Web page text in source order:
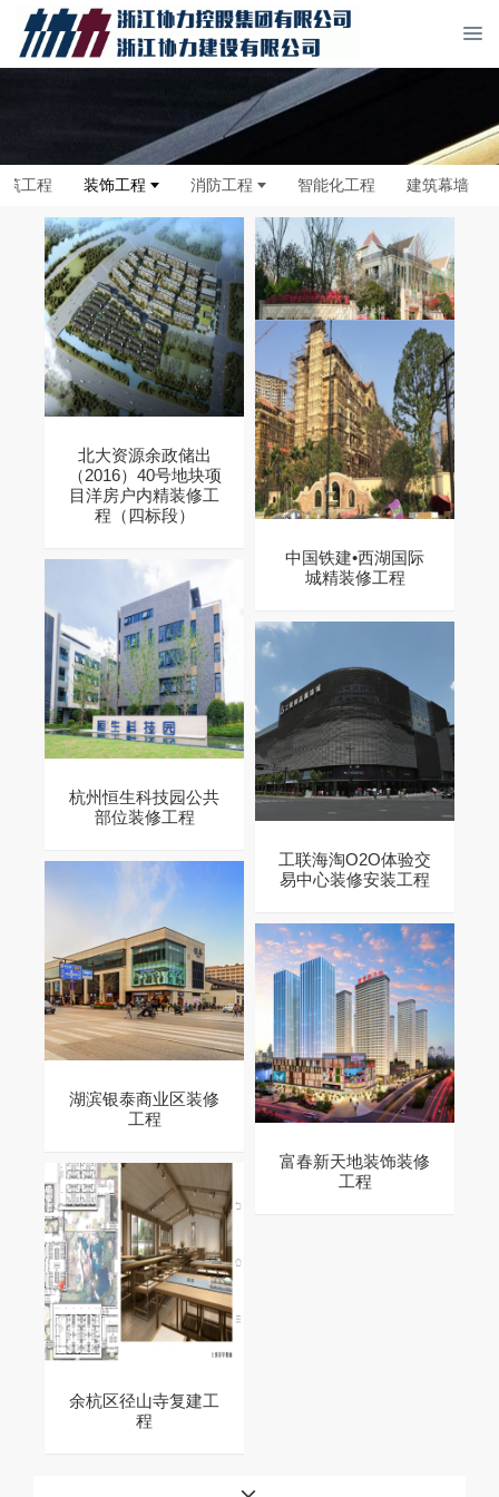
筑工程 装饰工程 消防工程 智能化工程 建筑幕墙
北大资源余政储出
（2016）40号地块项
目洋房户内精装修工
程（四标段）
中铁•江南国际城精
装修工程
中国铁建•西湖国际
城精装修工程
杭州恒生科技园公共
部位装修工程
工联海淘O2O体验交
易中心装修安装工程
湖滨银泰商业区装修
工程
富春新天地装饰装修
工程
余杭区径山寺复建工
程